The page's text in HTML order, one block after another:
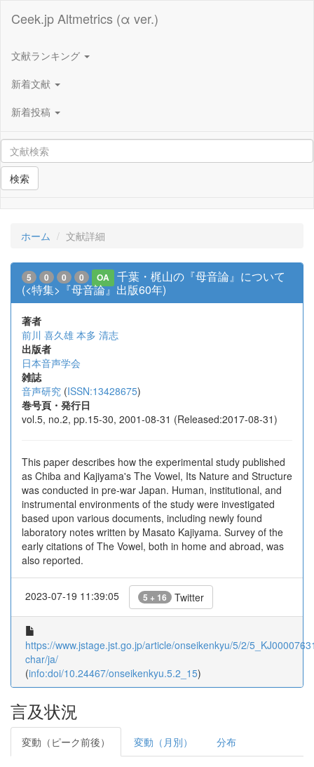
Ceek.jp Altmetrics (α ver.)
文献ランキング
新着文献
新着投稿
検索
ホーム 文献詳細
5 0 0 0 OA
千葉・梶山の『母音論』について
(<特集>『母音論』出版60年)
著者
前川 喜久雄 本多 清志
出版者
日本音声学会
雑誌
音声研究 (ISSN:13428675)
巻号頁・発行日
vol.5, no.2, pp.15-30, 2001-08-31 (Released:2017-08-31)
This paper describes how the experimental study published
as Chiba and Kajiyama's The Vowel, Its Nature and Structure
was conducted in pre-war Japan. Human, institutional, and
instrumental environments of the study were investigated
based upon various documents, including newly found
laboratory notes written by Masato Kajiyama. Survey of the
early citations of The Vowel, both in home and abroad, was
also reported.
2023-07-19 11:39:05 5 + 16 Twitter
https://www.jstage.jst.go.jp/article/onseikenkyu/5/2/
char/ja/
(info:doi/10.24467/onseikenkyu.5.2_15)
言及状況
変動（ピーク前後） 変動（月別） 分布